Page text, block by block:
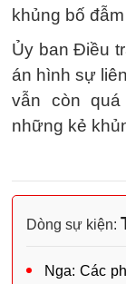
khủng bố đẫm
Ủy ban Điều
án hình sự
vẫn còn
những kẻ
Dòng sự kiện:
Nga: Các